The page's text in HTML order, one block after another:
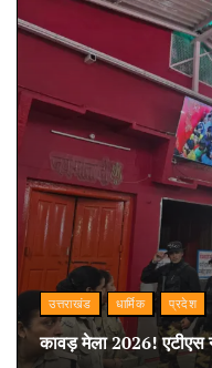
उत्तराखंड धार्मिक प्रदेश
कावड़ मेला 2026! एटीएस